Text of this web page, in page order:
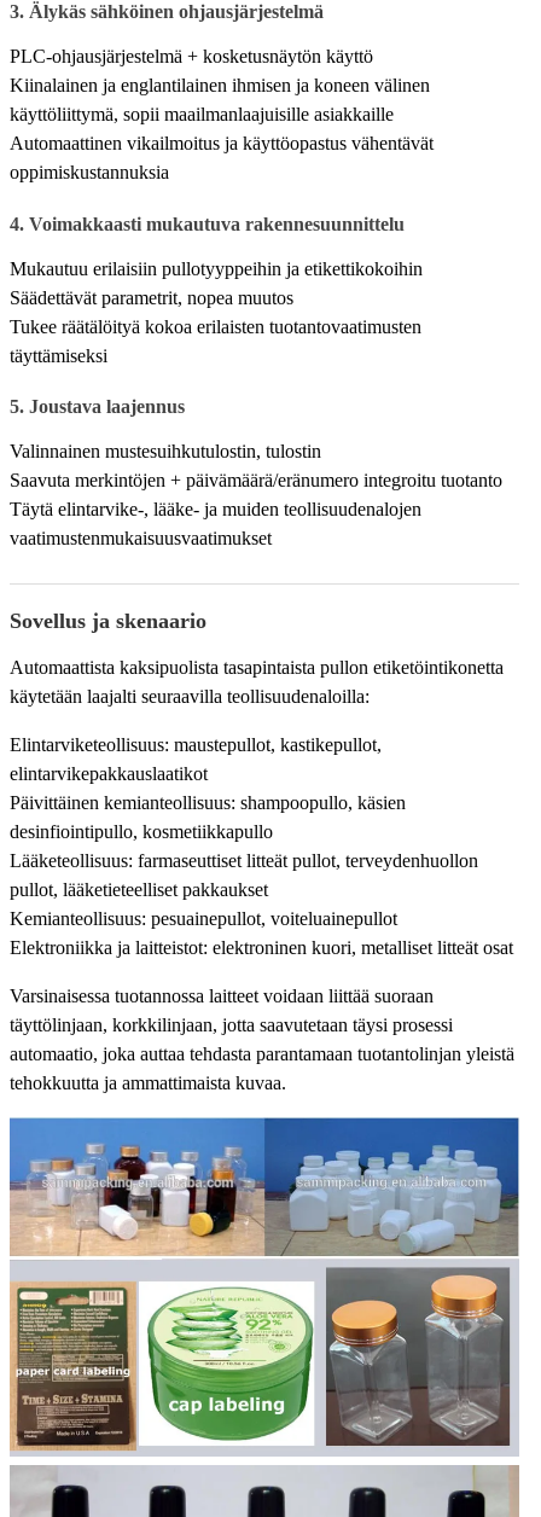
3. Älykäs sähköinen ohjausjärjestelmä
PLC-ohjausjärjestelmä + kosketusnäytön käyttö
Kiinalainen ja englantilainen ihmisen ja koneen välinen
käyttöliittymä, sopii maailmanlaajuisille asiakkaille
Automaattinen vikailmoitus ja käyttöopastus vähentävät
oppimiskustannuksia
4. Voimakkaasti mukautuva rakennesuunnittelu
Mukautuu erilaisiin pullotyyppeihin ja etikettikokoihin
Säädettävät parametrit, nopea muutos
Tukee räätälöityä kokoa erilaisten tuotantovaatimusten
täyttämiseksi
5. Joustava laajennus
Valinnainen mustesuihkutulostin, tulostin
Saavuta merkintöjen + päivämäärä/eränumero integroitu tuotanto
Täytä elintarvike-, lääke- ja muiden teollisuudenalojen
vaatimustenmukaisuusvaatimukset
Sovellus ja skenaario
Automaattista kaksipuolista tasapintaista pullon etiketöintikonetta
käytetään laajalti seuraavilla teollisuudenaloilla:
Elintarviketeollisuus: maustepullot, kastikepullot,
elintarvikepakkauslaatikot
Päivittäinen kemianteollisuus: shampoopullo, käsien
desinfiointipullo, kosmetiikkapullo
Lääketeollisuus: farmaseuttiset litteät pullot, terveydenhuollon
pullot, lääketieteelliset pakkaukset
Kemianteollisuus: pesuainepullot, voiteluainepullot
Elektroniikka ja laitteistot: elektroninen kuori, metalliset litteät osat
Varsinaisessa tuotannossa laitteet voidaan liittää suoraan
täyttölinjaan, korkkilinjaan, jotta saavutetaan täysi prosessi
automaatio, joka auttaa tehdasta parantamaan tuotantolinjan yleistä
tehokkuutta ja ammattimaista kuvaa.